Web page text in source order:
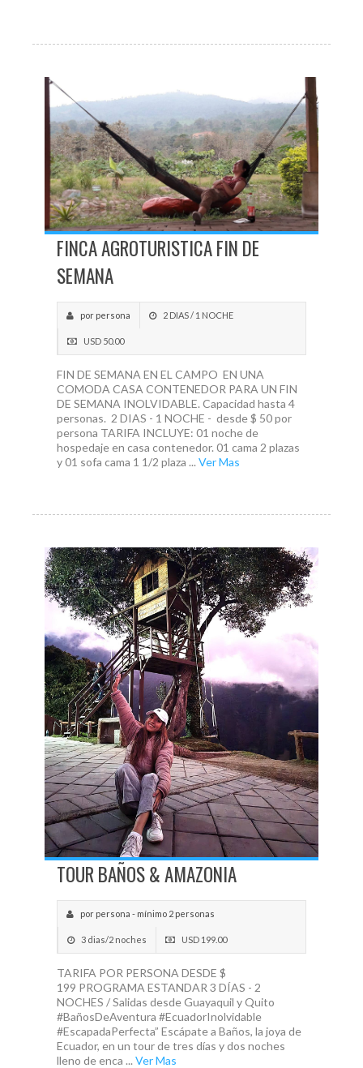
FINCA AGROTURISTICA FIN DE
SEMANA
por persona 2 DIAS / 1 NOCHE
USD 50.00
FIN DE SEMANA EN EL CAMPO EN UNA
COMODA CASA CONTENEDOR PARA UN FIN
DE SEMANA INOLVIDABLE. Capacidad hasta 4
personas. 2 DIAS - 1 NOCHE - desde $ 50 por
persona TARIFA INCLUYE: 01 noche de
hospedaje en casa contenedor. 01 cama 2 plazas
y 01 sofa cama 1 1/2 plaza ... Ver Mas
TOUR BAÑOS & AMAZONIA
por persona - mínimo 2 personas
3 dias/2 noches USD 199.00
TARIFA POR PERSONA DESDE $
199 PROGRAMA ESTANDAR 3 DÍAS - 2
NOCHES / Salidas desde Guayaquil y Quito
#BañosDeAventura #EcuadorInolvidable
#EscapadaPerfecta” Escápate a Baños, la joya de
Ecuador, en un tour de tres días y dos noches
lleno de enca ... Ver Mas